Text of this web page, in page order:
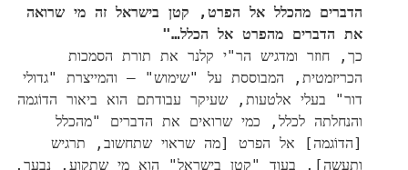
הדברים מהכלל אל הפרט, קטן בישראל זה מי שרואה
את הדברים מהפרט אל הכלל…"
כך, חוזר ומדגיש הר"י קלנר את תורת הסמכות
הכריזמטית, המבוססת על "שימוש" – והמייצרת "גדולי
דור" בעלי אלטעות, שעיקר עבודתם הוא ביאור הדוֹגמה
והנחלתה לכלל, כמי שרואים את הדברים "מהכלל
[הדוֹגמה] אל הפרט [מה שראוי שתחשוב, תרגיש
ותעשה], בעוד "קטן בישראל" הוא מי שתקוע, נבעך,